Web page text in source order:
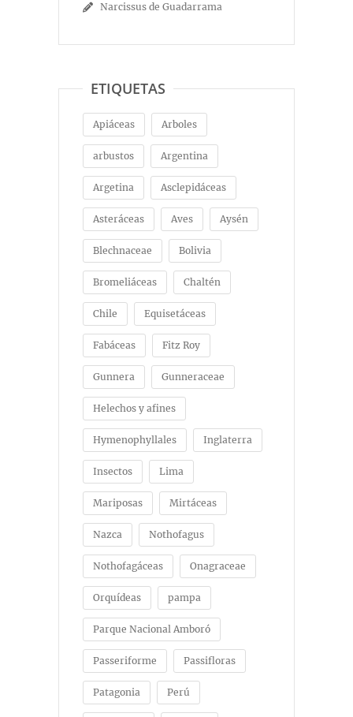
Narcissus de Guadarrama
ETIQUETAS
Apiáceas Arboles
arbustos Argentina
Argetina Asclepidáceas
Asteráceas Aves Aysén
Blechnaceae Bolivia
Bromeliáceas Chaltén
Chile Equisetáceas
Fabáceas Fitz Roy
Gunnera Gunneraceae
Helechos y afines
Hymenophyllales Inglaterra
Insectos Lima
Mariposas Mirtáceas
Nazca Nothofagus
Nothofagáceas Onagraceae
Orquídeas pampa
Parque Nacional Amboró
Passeriforme Passifloras
Patagonia Perú